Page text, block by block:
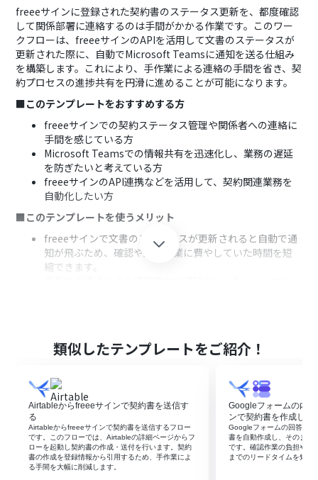
freeeサインに登録された契約書のステータス更新を、都度確認
して関係部署に連絡するのは手間がかかる作業です。このワー
クフローは、freeeサインのAPIを活用して文書のステータスが
更新された際に、自動でMicrosoft Teamsに通知を送る仕組み
を構築します。これにより、手作業による連絡の手間を省き、契
約プロセスの進捗共有を円滑に進めることが可能になります。
■このテンプレートをおすすめする方
freeeサインでの契約ステータス管理や関係者への連絡に
手間を感じている方
Microsoft Teamsでの情報共有を迅速化し、業務の遅延
を防ぎたいと考えている方
freeeサインのAPI連携などを活用して、契約関連業務を
自動化したい方
■このテンプレートを使うメリット
freeeサインで文書のステータスが更新されると自動で通
知が飛ぶため、確認や連絡作業に費やしていた時間を短
縮できます。
はじめに、freeeサインとMicrosoft TeamsをYoomと連
次に、トリガーでfreeeサインを選択し、「文書の状態が
変更されたら」というアクションを設定します。
最後に、オペレーションでMicrosoft Teamsの「チャネ
ルにメッセージを送る」アクションを設定し、文書のステ
ータス更新を通知します。
※「トリガー」：フロー起動のきっかけとなるアクション、「オ
ペレーション」：トリガー起動後、フロー内で処理を行うアク
類似したテンプレートをご紹介！
Airtableからfreeeサインで契約書を送信す
る
Airtableからfreeeサインで契約書を送信するフロー
です。このフローでは、Airtableの詳細ページからフ
ローを起動し契約書の作成・送付を行います。契約
書の作成を登録情報から引用するため、手作業によ
る手間を大幅に削減します。
Googleフォームの内
ンで契約書を作成し送
Googleフォームの回答を
書を自動作成し、そのまま
です。確認作業の負担や転
までのリードタイムを短縮